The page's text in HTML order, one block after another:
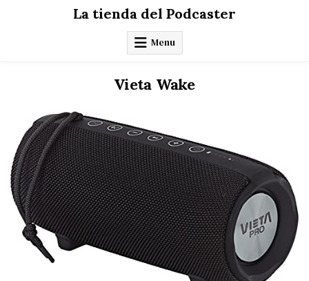
La tienda del Podcaster
Menu
Vieta Wake